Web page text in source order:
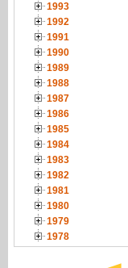
1993
1992
1991
1990
1989
1988
1987
1986
1985
1984
1983
1982
1981
1980
1979
1978